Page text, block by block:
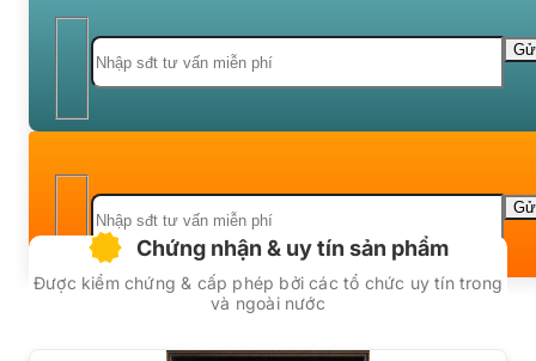
Chứng nhận & uy tín sản phẩm
Được kiểm chứng & cấp phép bởi các tổ chức uy tín trong
và ngoài nước